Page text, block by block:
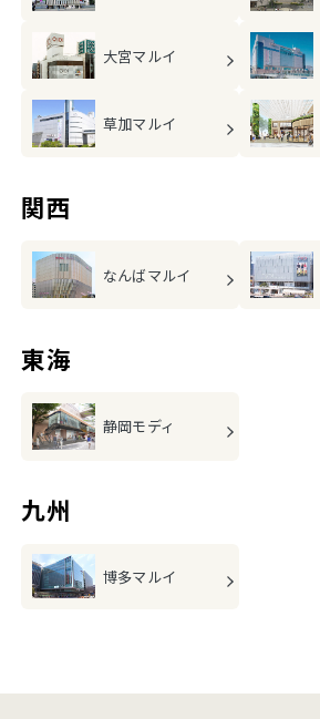
大宮マルイ
草加マルイ
関西
なんばマルイ
東海
静岡モディ
九州
博多マルイ